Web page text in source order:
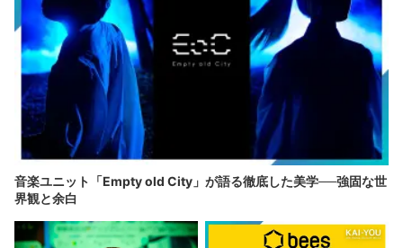
音楽ユニット「Empty old City」が語る徹底した美学──強固な世
界観と余白